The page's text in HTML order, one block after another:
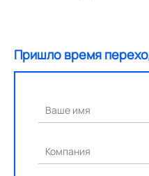
Пришло время
Ваше имя
Компания